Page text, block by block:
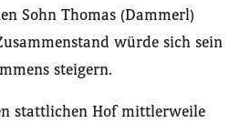
Sohn Thomas (Dammerl)
würde sich sein
steigern.
stattlichen Hof mittlerweile